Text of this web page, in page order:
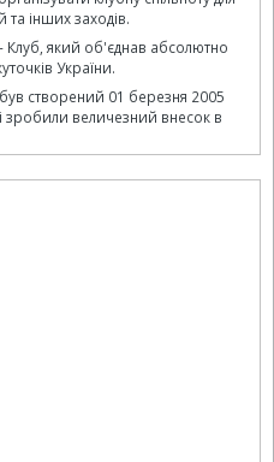
та інших заходів.
який об'єднав абсолютно
України.
створений 01 березня 2005
зробили величезний внесок в